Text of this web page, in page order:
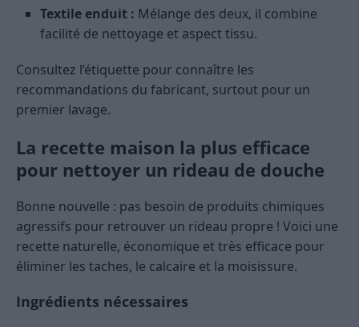
Textile enduit : Mélange des deux, il combine
facilité de nettoyage et aspect tissu.
Consultez l’étiquette pour connaître les
recommandations du fabricant, surtout pour un
premier lavage.
La recette maison la plus efficace
pour nettoyer un rideau de douche
Bonne nouvelle : pas besoin de produits chimiques
agressifs pour retrouver un rideau propre ! Voici une
recette naturelle, économique et très efficace pour
éliminer les taches, le calcaire et la moisissure.
Ingrédients nécessaires